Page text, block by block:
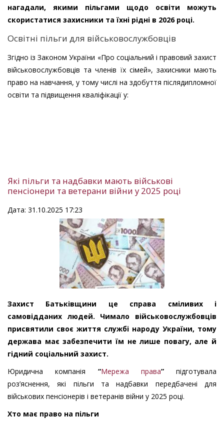
нагадали, якими пільгами щодо освіти можуть
скористатися захисники та їхні рідні в 2026 році.
Освітні пільги для військовослужбовців
Згідно із Законом України «Про соціальний і правовий захист
військовослужбовців та членів їх сімей», захисники мають
право на навчання, у тому числі на здобуття післядипломної
освіти та підвищення кваліфікації у:
Які пільги та надбавки мають військові
пенсіонери та ветерани війни у 2025 році
Дата: 31.10.2025 17:23
Захист Батьківщини це справа сміливих і
самовідданих людей. Чимало військовослужбовців
присвятили своє життя службі народу України, тому
держава має забезпечити їм не лише повагу, але й
гідний соціальний захист.
Юридична компанія “Мережа права” підготувала
роз’яснення, які пільги та надбавки передбачені для
військових пенсіонерів і ветеранів війни у 2025 році.
Хто має право на пільги